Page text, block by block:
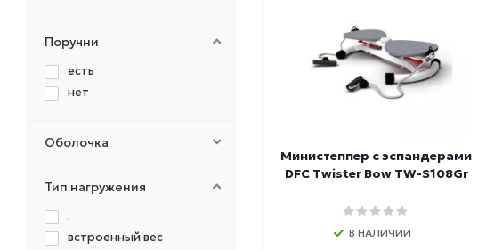
Министеппер с эспандерами
DFC Twister Bow TW-S108Gr
В НАЛИЧИИ
MATRIX
MB Barbell
MERACH
PRCTZ
PRECOR
PROFI-FIT
Поручни
есть
нет
Оболочка
Тип нагружения
.
встроенный вес